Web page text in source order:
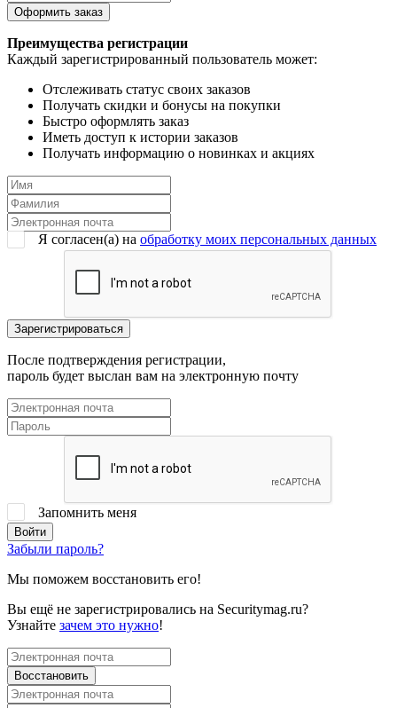
Преимущества регистрации
Каждый зарегистрированный пользователь может:
Отслеживать статус своих заказов
Получать скидки и бонусы на покупки
Быстро оформлять заказ
Иметь доступ к истории заказов
Получать информацию о новинках и акциях
Я согласен(a) на обработку моих персональных данных
После подтверждения регистрации,
пароль будет выслан вам на электронную почту
Запомнить меня
Забыли пароль?
Мы поможем восстановить его!
Вы ещё не зарегистрировались на Securitymag.ru?
Узнайте зачем это нужно!